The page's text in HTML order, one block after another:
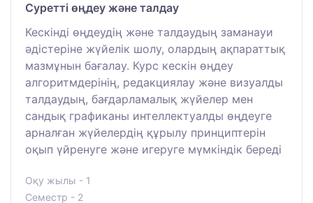
Суретті өңдеу және талдау
Кескінді өңдеудің және талдаудың заманауи
әдістеріне жүйелік шолу, олардың ақпараттық
мазмұнын бағалау. Курс кескін өңдеу
алгоритмдерінің, редакциялау және визуалды
талдаудың, бағдарламалық жүйелер мен
сандық графиканы интеллектуалды өңдеуге
арналған жүйелердің құрылу принциптерін
оқып үйренуге және игеруге мүмкіндік береді
Оқу жылы - 1
Семестр - 2